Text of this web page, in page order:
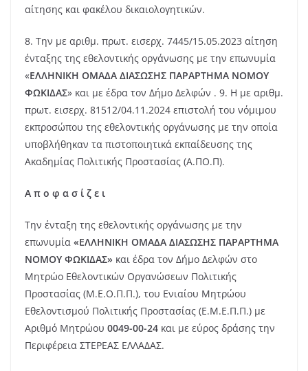
αίτησης και φακέλου δικαιολογητικών.
8. Την με αριθμ. πρωτ. εισερχ. 7445/15.05.2023 αίτηση
ένταξης της εθελοντικής οργάνωσης με την επωνυμία
«ΕΛΛΗΝΙΚΗ ΟΜΑΔΑ ΔΙΑΣΩΣΗΣ ΠΑΡΑΡΤΗΜΑ ΝΟΜΟΥ
ΦΩΚΙΔΑΣ» και με έδρα τον Δήμο Δελφών . 9. Η με αριθμ.
πρωτ. εισερχ. 81512/04.11.2024 επιστολή του νόμιμου
εκπροσώπου της εθελοντικής οργάνωσης με την οποία
υποβλήθηκαν τα πιστοποιητικά εκπαίδευσης της
Ακαδημίας Πολιτικής Προστασίας (Α.ΠΟ.Π).
Α π ο φ α σ ί ζ ε ι
Την ένταξη της εθελοντικής οργάνωσης με την
επωνυμία «ΕΛΛΗΝΙΚΗ ΟΜΑΔΑ ΔΙΑΣΩΣΗΣ ΠΑΡΑΡΤΗΜΑ
ΝΟΜΟΥ ΦΩΚΙΔΑΣ» και έδρα τον Δήμο Δελφών στο
Μητρώο Εθελοντικών Οργανώσεων Πολιτικής
Προστασίας (Μ.Ε.Ο.Π.Π.), του Ενιαίου Μητρώου
Εθελοντισμού Πολιτικής Προστασίας (Ε.Μ.Ε.Π.Π.) με
Αριθμό Μητρώου 0049-00-24 και με εύρος δράσης την
Περιφέρεια ΣΤΕΡΕΑΣ ΕΛΛΑΔΑΣ.